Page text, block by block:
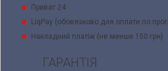
Приват 24
LiqPay (обовязково для оплати по
Накладний платіж (не менше 150 грн)
ГАРАНТІЯ